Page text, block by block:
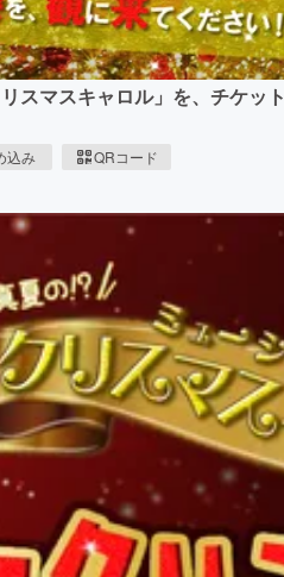
スマスキャロル」を、チケット
込み QRコード